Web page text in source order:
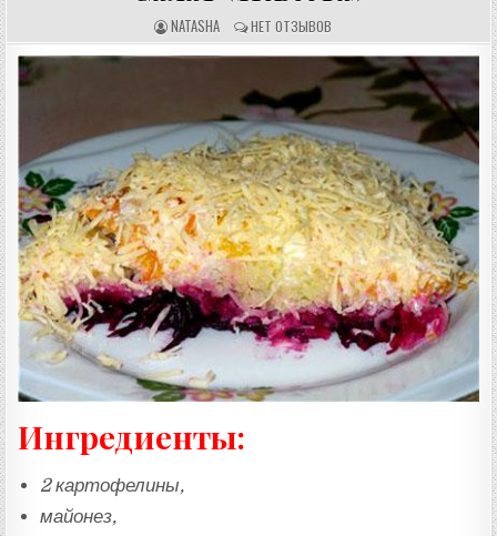
А
В
Т
О
Ц
Е
П
Т
А
:
NATASHA О
Т
З
Ы
Ы
:
НЕТ ОТЗЫВОВ
Ингредиенты:
2 картофелины,
майонез,